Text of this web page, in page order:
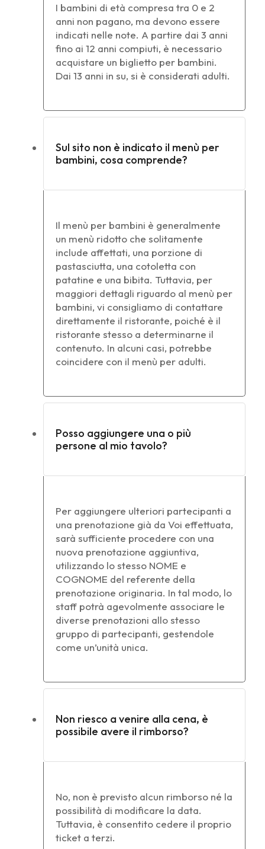
I bambini di età compresa tra 0 e 2
anni non pagano, ma devono essere
indicati nelle note. A partire dai 3 anni
fino ai 12 anni compiuti, è necessario
acquistare un biglietto per bambini.
Dai 13 anni in su, si è considerati adulti.
Sul sito non è indicato il menù per
bambini, cosa comprende?
Il menù per bambini è generalmente
un menù ridotto che solitamente
include affettati, una porzione di
pastasciutta, una cotoletta con
patatine e una bibita. Tuttavia, per
maggiori dettagli riguardo al menù per
bambini, vi consigliamo di contattare
direttamente il ristorante, poiché è il
ristorante stesso a determinarne il
contenuto. In alcuni casi, potrebbe
coincidere con il menù per adulti.
Posso aggiungere una o più
persone al mio tavolo?
Per aggiungere ulteriori partecipanti a
una prenotazione già da Voi effettuata,
sarà sufficiente procedere con una
nuova prenotazione aggiuntiva,
utilizzando lo stesso NOME e
COGNOME del referente della
prenotazione originaria. In tal modo, lo
staff potrà agevolmente associare le
diverse prenotazioni allo stesso
gruppo di partecipanti, gestendole
come un’unità unica.
Non riesco a venire alla cena, è
possibile avere il rimborso?
No, non è previsto alcun rimborso né la
possibilità di modificare la data.
Tuttavia, è consentito cedere il proprio
ticket a terzi.